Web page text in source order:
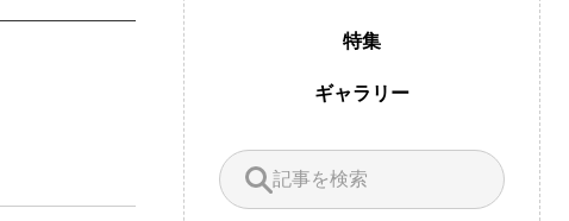
特集
ギャラリー